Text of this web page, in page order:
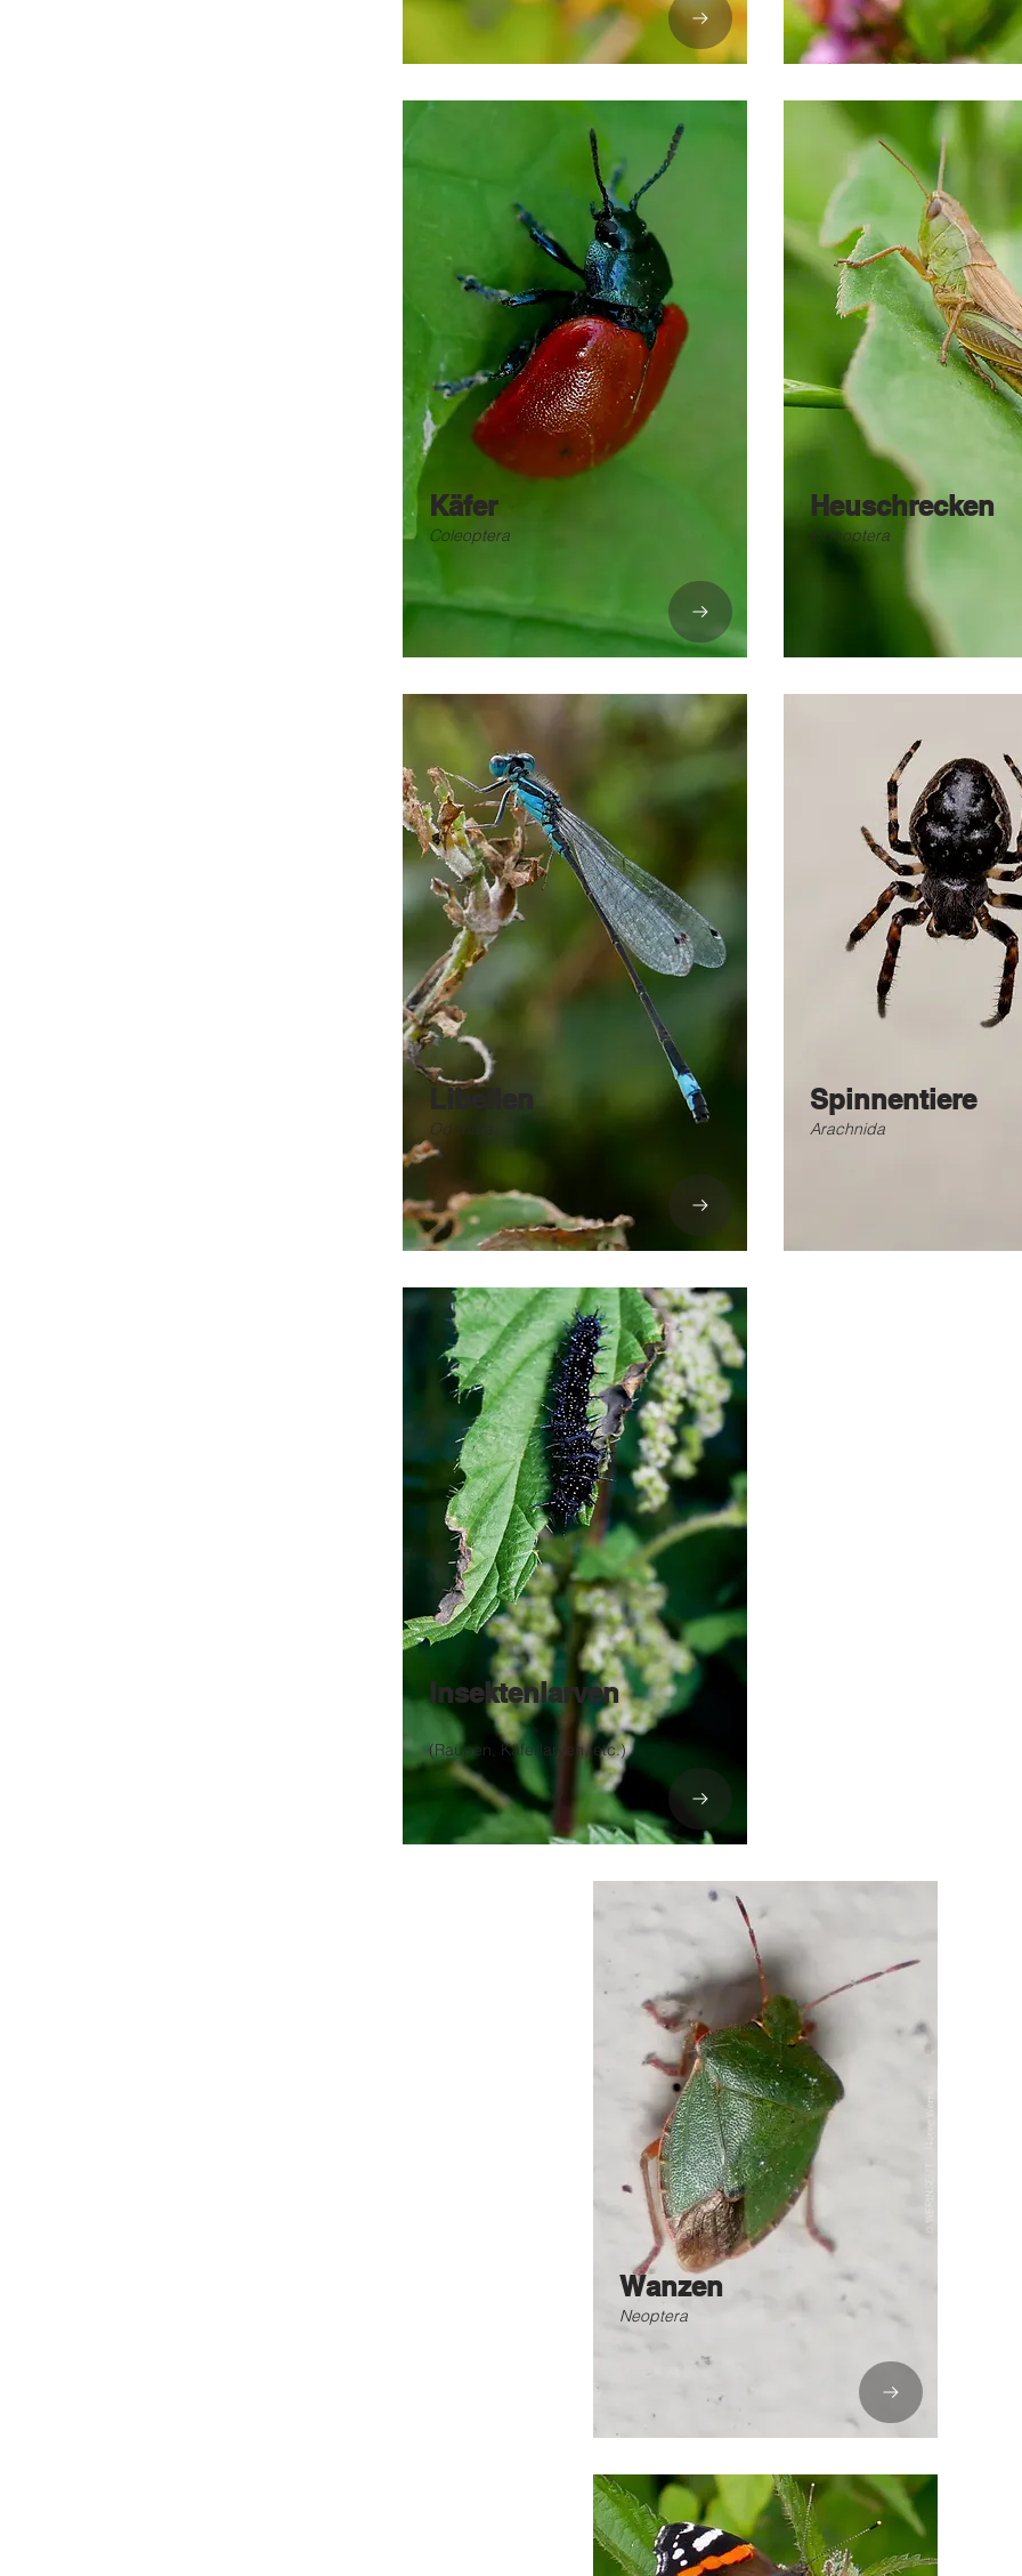
Käfer
Coleoptera
Libellen
Odonata
Insektenlarven
(Raupen, Käferlarven, etc.)
Heuschrecken
Orthoptera
Spinnentiere
Arachnida
Wanzen
Neoptera